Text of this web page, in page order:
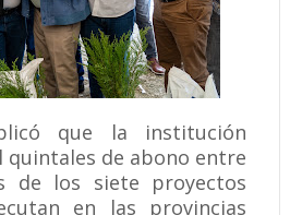
que la institución
de abono entre
de los siete proyectos
en las provincias